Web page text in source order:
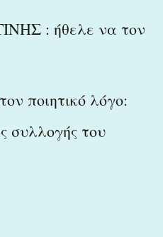
: ήθελε να τον
ποιητικό λόγο:
συλλογής του